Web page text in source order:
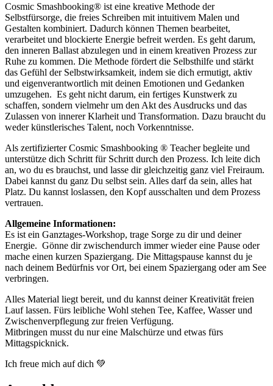
Cosmic Smashbooking® ist eine kreative Methode der
Selbstfürsorge, die freies Schreiben mit intuitivem Malen und
Gestalten kombiniert. Dadurch können Themen bearbeitet,
verarbeitet und blockierte Energie befreit werden. Es geht darum,
den inneren Ballast abzulegen und in einem kreativen Prozess zur
Ruhe zu kommen. Die Methode fördert die Selbsthilfe und stärkt
das Gefühl der Selbstwirksamkeit, indem sie dich ermutigt, aktiv
und eigenverantwortlich mit deinen Emotionen und Gedanken
umzugehen. Es geht nicht darum, ein fertiges Kunstwerk zu
schaffen, sondern vielmehr um den Akt des Ausdrucks und das
Zulassen von innerer Klarheit und Transformation. Dazu braucht du
weder künstlerisches Talent, noch Vorkenntnisse.
Als zertifizierter Cosmic Smashbooking ® Teacher begleite und
unterstütze dich Schritt für Schritt durch den Prozess. Ich leite dich
an, wo du es brauchst, und lasse dir gleichzeitig ganz viel Freiraum.
Dabei kannst du ganz Du selbst sein. Alles darf da sein, alles hat
Platz. Du kannst loslassen, den Kopf ausschalten und dem Prozess
vertrauen.
Allgemeine Informationen:
Es ist ein Ganztages-Workshop, trage Sorge zu dir und deiner
Energie. Gönne dir zwischendurch immer wieder eine Pause oder
mache einen kurzen Spaziergang. Die Mittagspause kannst du je
nach deinem Bedürfnis vor Ort, bei einem Spaziergang oder am See
verbringen.
Alles Material liegt bereit, und du kannst deiner Kreativität freien
Lauf lassen. Fürs leibliche Wohl stehen Tee, Kaffee, Wasser und
Zwischenverpflegung zur freien Verfügung.
Mitbringen musst du nur eine Malschürze und etwas fürs
Mittagspicknick.
Ich freue mich auf dich 💚